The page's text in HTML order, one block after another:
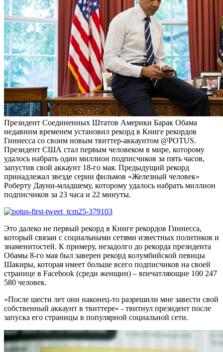
Президент Соединенных Штатов Америки Барак Обама
недавним временем установил рекорд в Книге рекордов
Гиннесса со своим новым твиттер-аккаунтом @POTUS.
Президент США стал первым человеком в мире, которому
удалось набрать один миллион подписчиков за пять часов,
запустив свой аккаунт 18-го мая. Предыдущий рекорд
принадлежал звезде серии фильмов «Железный человек»
Роберту Дауни-младшему, которому удалось набрать миллион
подписчиков за 23 часа и 22 минуты.
Это далеко не первый рекорд в Книге рекордов Гиннесса,
который связан с социальными сетями известных политиков и
знаменитостей. К примеру, незадолго до рекорда президента
Обамы 8-го мая был заверен рекорд колумбийской певицы
Шакиры, которая имеет больше всего подписчиков на своей
странице в Facebook (среди женщин) – впечатляющие 100 247
580 человек.
«После шести лет они наконец-то разрешили мне завести свой
собственный аккаунт в твиттере» - твитнул президент после
запуска его страницы в популярной социальной сети.